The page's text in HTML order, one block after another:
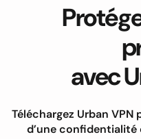
avec
Téléchargez Urban
d’une